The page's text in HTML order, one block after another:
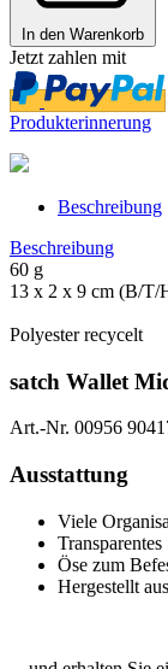
In den Warenkorb
Jetzt zahlen mit
Produkterinnerung
Beschreibung
Beschreibung
60 g
13 x 2 x 9 cm (B/T/
Polyester recycelt
satch Wallet
Art.-Nr. 00956
Ausstattung
Viele
Öse zum
Hergestellt